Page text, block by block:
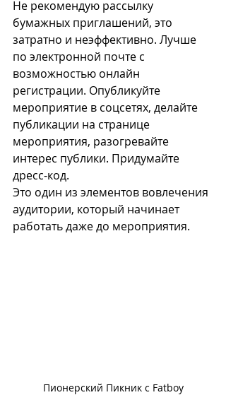
Не рекомендую рассылку
бумажных приглашений, это
затратно и неэффективно. Лучше
по электронной почте с
возможностью онлайн
регистрации. Опубликуйте
мероприятие в соцсетях, делайте
публикации на странице
мероприятия, разогревайте
интерес публики. Придумайте
дресс-код.
Это один из элементов вовлечения
аудитории, который начинает
работать даже до мероприятия.
Пионерский Пикник с Fatboy